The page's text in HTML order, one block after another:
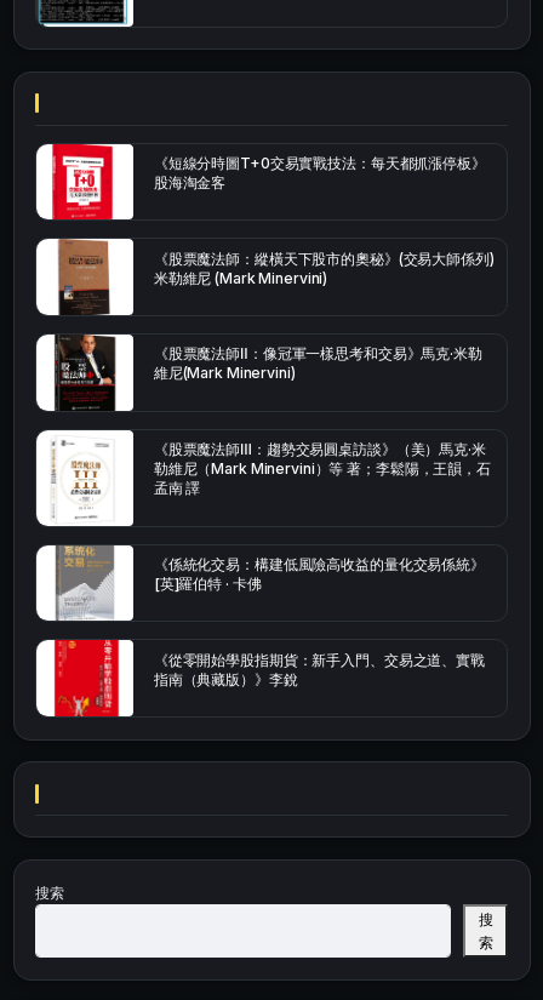
《短線分時圖T+0交易實戰技法：每天都抓漲停板》
股海淘金客
《股票魔法師：縱橫天下股市的奧秘》(交易大師係列)
米勒維尼 (Mark Minervini)
《股票魔法師Ⅱ：像冠軍一樣思考和交易》馬克·米勒
維尼(Mark Minervini)
《股票魔法師Ⅲ：趨勢交易圓桌訪談》（美）馬克·米
勒維尼（Mark Minervini）等 著；李鬆陽，王韻，石
孟南 譯
《係統化交易：構建低風險高收益的量化交易係統》
[英]羅伯特 · 卡佛
《從零開始學股指期貨：新手入門、交易之道、實戰
指南（典藏版）》李銳
搜索
搜
索